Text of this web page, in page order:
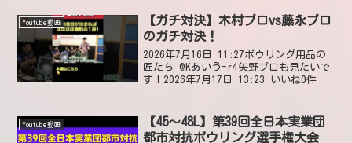
田‼️久保田、お前の方が実力...
Youtube動画
【ガチ対決】木村プロvs藤永プロ
のガチ対決！
2026年7月16日 11:27ボウリング用品の
匠たち @Kあいう-r4矢野プロも見たいで
す！2026年7月17日 13:23 いいね0件
Youtube動画
【45～48L】第39回全日本実業団
都市対抗ボウリング選手権大会